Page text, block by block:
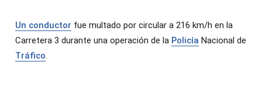
Un conductor fue multado por circular a 216 km/h en la
Carretera 3 durante una operación de la Policía Nacional de
Tráfico.